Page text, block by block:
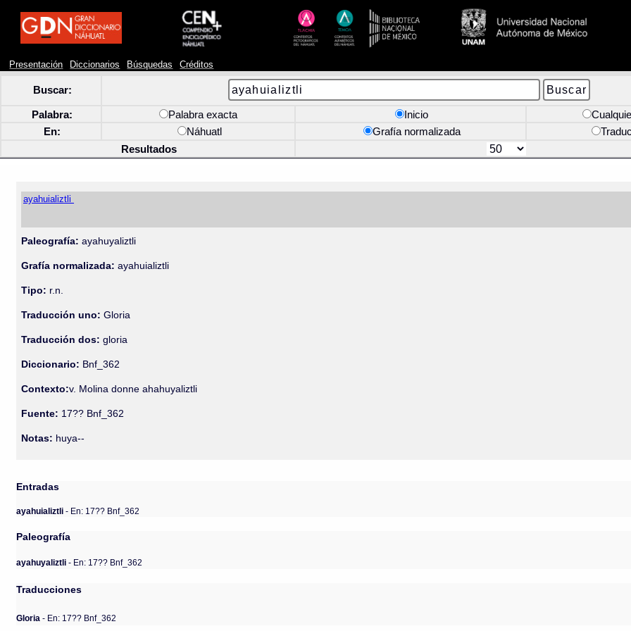
Presentación Diccionarios Búsquedas Créditos
Buscar:
Palabra: Palabra exacta Inicio
En:
Náhuatl Grafía normalizada
Resultados
ayahuializtli
Paleografía: ayahuyaliztli
Grafía normalizada: ayahuializtli
Tipo: r.n.
Traducción uno: Gloria
Traducción dos: gloria
Diccionario: Bnf_362
Contexto:v. Molina donne ahahuyaliztli
Fuente: 17?? Bnf_362
Notas: huya--
Entradas
ayahuializtli- En: 17?? Bnf_362
Paleografía
ayahuyaliztli - En: 17?? Bnf_362
Traducciones
Gloria - En: 17?? Bnf_362